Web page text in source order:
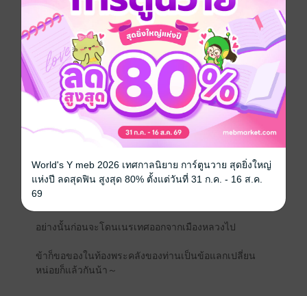
คลังสมบัติจวนโหว - Complete
จวนอ๋อง - Complete
ท้องพระคลังฮ่องเต้ - Complete
คลังสมบัติของฮองเฮา - Complete
ในเมื่อฮ่องเต้หมาเน่าอย่างท่านต้องการจะริบทรัพย์สามีข้า
อย่างนั้นก่อนจะโดนเนรเทศออกจากเมืองหลวงไป
ข้าก็ขอของในท้องพระคลังของท่านเป็นข้อแลกเปลี่ยน
หน่อยก็แล้วกันน้า～
World's Y meb 2026 เทศกาลนิยาย การ์ตูนวาย สุดยิ่งใหญ่
แห่งปี ลดสุดฟิน สูงสุด 80% ตั้งแต่วันที่ 31 ก.ค. - 16 ส.ค.
69